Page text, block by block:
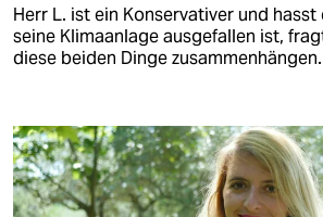
Herr L. ist ein Konservativer und hasst
seine Klimaanlage ausgefallen ist,
diese beiden Dinge zusammenhängen.